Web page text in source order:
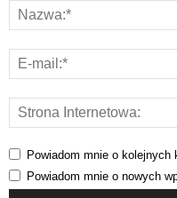
Powiadom mnie o
Powiadom mnie o nowych